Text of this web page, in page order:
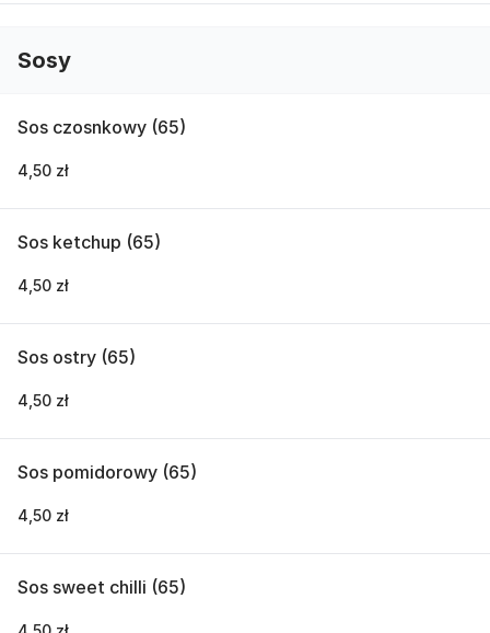
Sosy
Sos czosnkowy (65)
4,50 zł
Sos ketchup (65)
4,50 zł
Sos ostry (65)
4,50 zł
Sos pomidorowy (65)
4,50 zł
Sos sweet chilli (65)